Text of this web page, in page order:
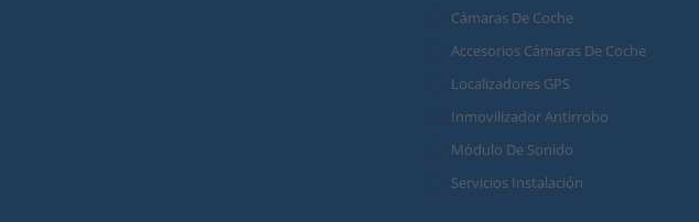
Cámaras De Coche
Accesorios Cámaras De Coche
Localizadores GPS
Inmovilizador Antirrobo
Módulo De Sonido
Servicios Instalación